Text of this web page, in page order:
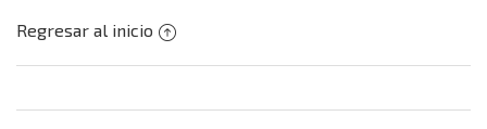
Regresar al inicio